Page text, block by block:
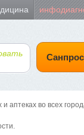
аптеках во всех